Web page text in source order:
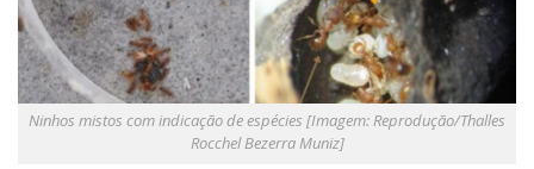
Commentor
Lançamento
Psico-HQ
Dossiês
Ninhos mistos com indicação de espécies [Imagem: Reprodução/Thalles
Rocchel Bezerra Muniz]